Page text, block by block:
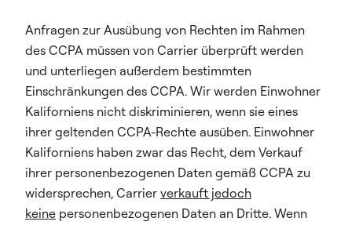
Anfragen zur Ausübung von Rechten im Rahmen
des CCPA müssen von Carrier überprüft werden
und unterliegen außerdem bestimmten
Einschränkungen des CCPA. Wir werden Einwohner
Kaliforniens nicht diskriminieren, wenn sie eines
ihrer geltenden CCPA-Rechte ausüben. Einwohner
Kaliforniens haben zwar das Recht, dem Verkauf
ihrer personenbezogenen Daten gemäß CCPA zu
widersprechen, Carrier verkauft jedoch
keine personenbezogenen Daten an Dritte. Wenn